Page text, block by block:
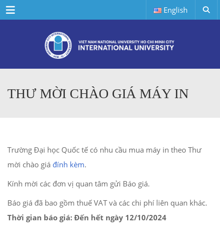
Menu English
THƯ MỜI CHÀO GIÁ MÁY IN
Trường Đại học Quốc tế có nhu cầu mua máy in theo Thư
mời chào giá đính kèm.
Kính mời các đơn vị quan tâm gửi Báo giá.
Báo giá đã bao gồm thuế VAT và các chi phí liên quan khác.
Thời gian báo giá: Đến hết ngày 12/10/2024